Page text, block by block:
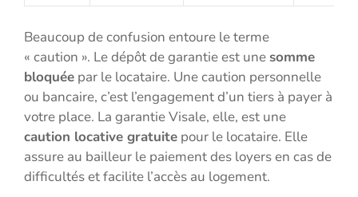
Beaucoup de confusion entoure le terme
« caution ». Le dépôt de garantie est unesomme
bloquée par le locataire. Une caution personnelle
ou bancaire, c’est l’engagement d’un tiers à payer à
votre place. La garantie Visale, elle, est une
caution locative gratuite pour le locataire. Elle
assure au bailleur le paiement des loyers en cas de
difficultés et facilite l’accès au logement.